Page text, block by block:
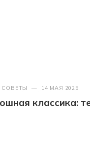
— 14 МАЯ 2025
классика: